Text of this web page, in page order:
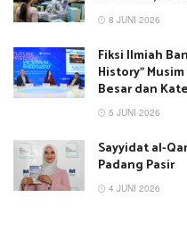
8 JUNI 2026
Fiksi Ilmiah
History”
Besar dan
5 JUNI 2026
Sayyidat al-
Padang Pasir
4 JUNI 2026